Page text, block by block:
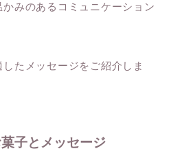
みのあるコミュニケーション
たメッセージをご紹介しま
子とメッセージ